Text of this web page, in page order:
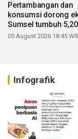
Pertambangan dan
konsumsi dorong
Sumsel tumbuh
05 August 2026 18:45
Infografik